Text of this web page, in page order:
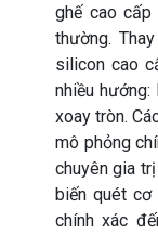
ghế cao
thường.
silicon cao
nhiều
xoay tròn.
mô phỏng
chuyên gia
biến quét cơ
chính xác